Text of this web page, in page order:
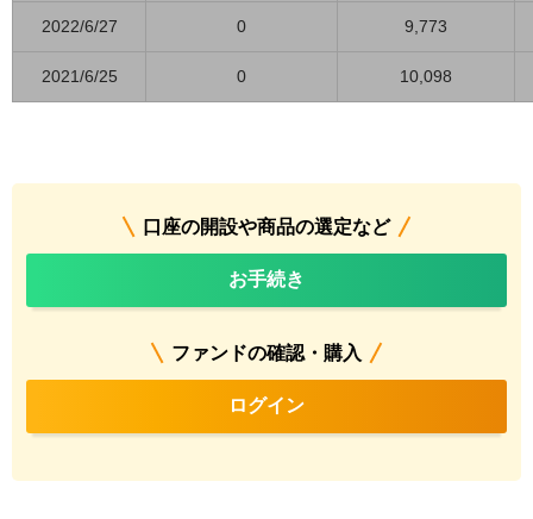
2022/6/27 0 9,773
2021/6/25 0 10,098
口座の開設や商品の選定など
お手続き
ファンドの確認・購入
ログイン